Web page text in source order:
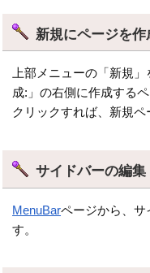
新規にページを
上部メニューの「新規
成:」の右側に作成する
クリックすれば、新規ペ
サイドバーの編集
MenuBarページから、サ
す。